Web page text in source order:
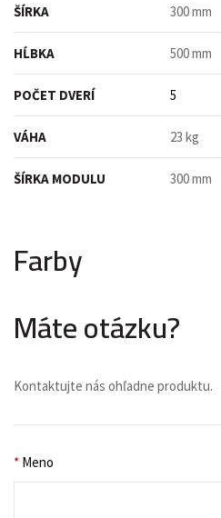
ŠÍRKA 300 mm
HĹBKA 500 mm
POČET DVERÍ 5
VÁHA 23 kg
ŠÍRKA MODULU 300 mm
Farby
Máte otázku?
Kontaktujte nás ohľadne produktu.
* Meno